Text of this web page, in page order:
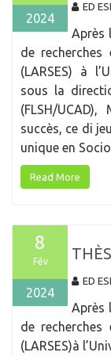
2024
ED
Après
de recherches
(LARSES) à
sous la
(FLSH/
succès, ce di
unique en
Read More
8
Fév
2024
ED
Après
de recherches
(LARSES)à